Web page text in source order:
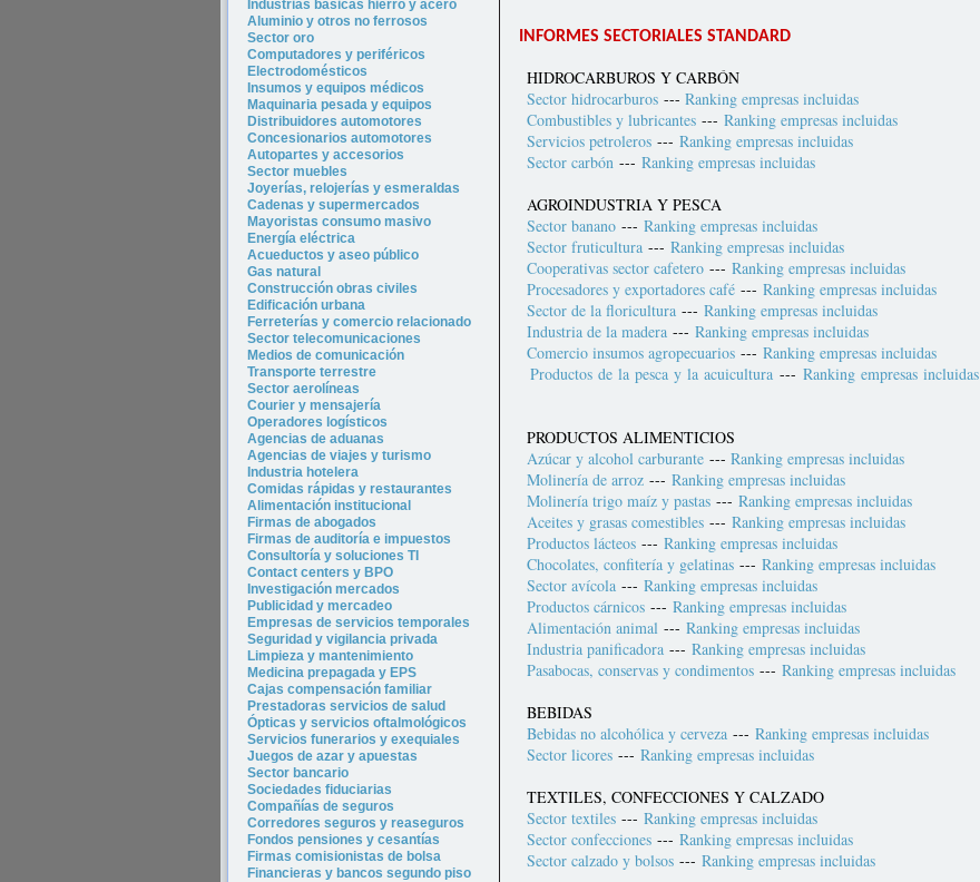
Industrias básicas hierro y acero
Aluminio y otros no ferrosos
Sector oro
Computadores y periféricos
Electrodomésticos
Insumos y equipos médicos
Maquinaria pesada y equipos
Distribuidores automotores
Concesionarios automotores
Autopartes y accesorios
Sector muebles
Joyerías, relojerías y esmeraldas
Cadenas y supermercados
Mayoristas consumo masivo
Energía eléctrica
Acueductos y aseo público
Gas natural
Construcción obras civiles
Edificación urbana
Ferreterías y comercio relacionado
Sector telecomunicaciones
Medios de comunicación
Transporte terrestre
Sector aerolíneas
Courier y mensajería
Operadores logísticos
Agencias de aduanas
Agencias de viajes y turismo
Industria hotel era
Comidas rápidas y restaurantes
Alimentación institucional
Firmas de abogados
Firmas de auditoría e impuestos
Consultoría y soluciones TI
Contact centers y BPO
Investigación mercados
Publicidad y mercadeo
Empresas de servicios temporales
Seguridad y vigilancia privada
Limpieza y mantenimiento
Medicina prepagada y EPS
Cajas compensación familiar
Prestadoras servicios de salud
Ópticas y servicios oftalmológicos
Servicios funerarios y exequiales
Juegos de azar y apuestas
Sector bancario
Sociedades fiduciarias
Compañías de seguros
Corredores seguros y reaseguros
Fondos pensiones y cesantías
Firmas comisionistas de bolsa
Financieras y bancos segundo piso
INFORMES SECTORIALES STANDARD
HIDROCARBUROS Y CARBÓN
Sector hidrocarburos--- Ranking empresas incluidas
Combustibles y lubricantes--- Ranking empresas incluidas
Servicios petroleros--- Ranking empresas incluidas
Sector carbón--- Ranking empresas incluidas
AGROINDUSTRIA Y PESCA
Sector banano--- Ranking empresas incluidas
Sector fruticultura--- Ranking empresas incluidas
Cooperativas sector cafetero--- Ranking empresas incluidas
Procesadores y exportadores café--- Ranking empresas incluidas
Sector de la floricultura--- Ranking empresas incluidas
Industria de la madera--- Ranking empresas incluidas
Comercio insumos agropecuarios--- Ranking empresas incluidas
Productos de la pesca y la acuicultura--- Ranking empresas incluidas
PRODUCTOS ALIMENTICIOS
Azúcar y alcohol carburante--- Ranking empresas incluidas
Molinería de arroz--- Ranking empresas incluidas
Molinería trigo maíz y pastas--- Ranking empresas incluidas
Aceites y grasas comestibles--- Ranking empresas incluidas
Productos lácteos--- Ranking empresas incluidas
Chocolates, confitería y gelatinas--- Ranking empresas incluidas
Sector avícola--- Ranking empresas incluidas
Productos cárnicos--- Ranking empresas incluidas
Alimentación animal--- Ranking empresas incluidas
Industria panificadora--- Ranking empresas incluidas
Pasabocas, conservas y condimentos--- Ranking empresas incluidas
BEBIDAS
Bebidas no alcohólica y cerveza--- Ranking empresas incluidas
Sector licores--- Ranking empresas incluidas
TEXTILES, CONFECCIONES Y CALZADO
Sector textiles--- Ranking empresas incluidas
Sector confecciones--- Ranking empresas incluidas
Sector calzado y bolsos--- Ranking empresas incluidas